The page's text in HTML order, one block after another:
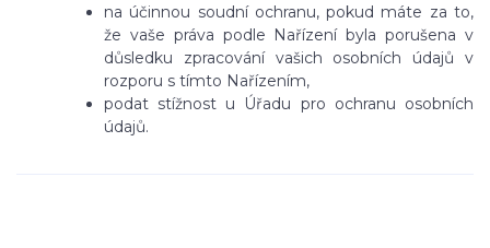
na účinnou soudní ochranu, pokud máte za to,
že vaše práva podle Nařízení byla porušena v
důsledku zpracování vašich osobních údajů v
rozporu s tímto Nařízením,
podat stížnost u Úřadu pro ochranu osobních
údajů.